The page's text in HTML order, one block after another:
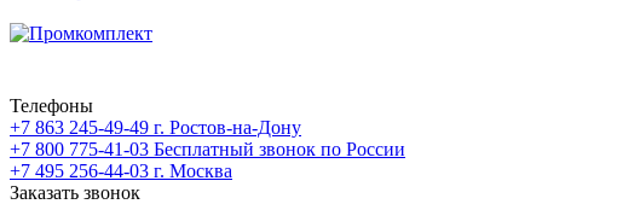
Телефоны
+7 863 245-49-49 г. Ростов-на-Дону
+7 800 775-41-03 Бесплатный звонок по России
+7 495 256-44-03 г. Москва
Заказать звонок